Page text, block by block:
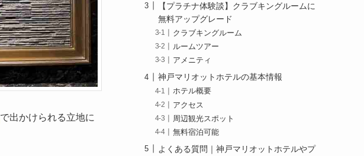
で出かけられる立地に
【プラチナ体験談】クラブキングルームに
無料アップグレード
クラブキングルーム
ルームツアー
アメニティ
神戸マリオットホテルの基本情報
ホテル概要
アクセス
周辺観光スポット
無料宿泊可能
よくある質問｜神戸マリオットホテルやプ